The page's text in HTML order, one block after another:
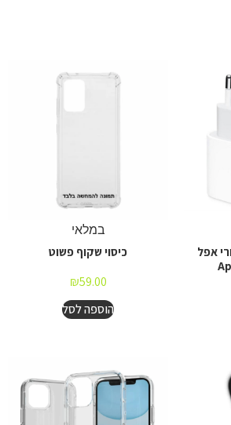
אפל
במלאי
כיסוי שקוף פשוט
₪59.00
הוספה לסל